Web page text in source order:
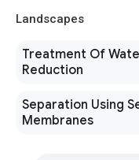
Landscapes
Treatment Of
Reduction
Separation Using
Membranes